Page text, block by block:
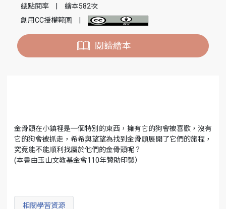
總點閱率
繪本582次
創用CC授權範圍
閱讀繪本
金骨頭在小鎮裡是一個特別的東西，擁有它的狗會被喜歡，沒有
它的狗會被抓走，希希與望望為找到金骨頭展開了它們的旅程，
究竟能不能順利找屬於他們的金骨頭呢？
(本書由玉山文教基金會110年贊助印製）
相關學習資源